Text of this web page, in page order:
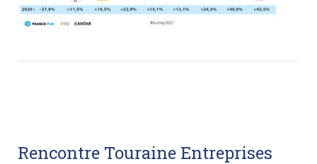
Rencontre Touraine Entreprises